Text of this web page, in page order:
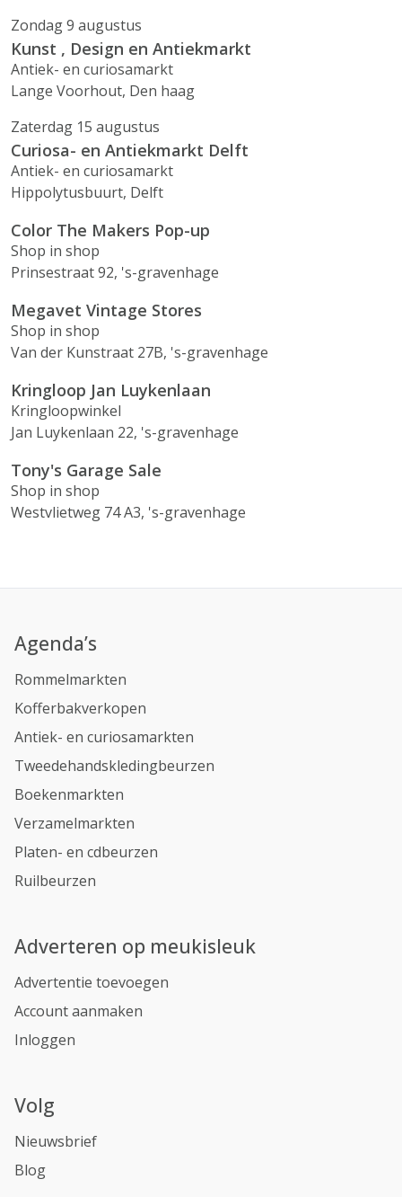
Zondag 9 augustus
Kunst , Design en Antiekmarkt
Antiek- en curiosamarkt
Lange Voorhout, Den haag
Zaterdag 15 augustus
Curiosa- en Antiekmarkt Delft
Antiek- en curiosamarkt
Hippolytusbuurt, Delft
Color The Makers Pop-up
Shop in shop
Prinsestraat 92, 's-gravenhage
Megavet Vintage Stores
Shop in shop
Van der Kunstraat 27B, 's-gravenhage
Kringloop Jan Luykenlaan
Kringloopwinkel
Jan Luykenlaan 22, 's-gravenhage
Tony's Garage Sale
Shop in shop
Westvlietweg 74 A3, 's-gravenhage
Agenda’s
Rommelmarkten
Kofferbakverkopen
Antiek- en curiosamarkten
Tweedehandskledingbeurzen
Boekenmarkten
Verzamelmarkten
Platen- en cdbeurzen
Ruilbeurzen
Adverteren op meukisleuk
Advertentie toevoegen
Account aanmaken
Inloggen
Volg
Nieuwsbrief
Blog